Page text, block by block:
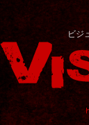
ビジ